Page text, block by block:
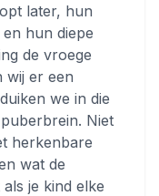
later, hun
hun diepe
de vroege
wij er een
we in die
Niet
herkenbare
wat de
je kind elke